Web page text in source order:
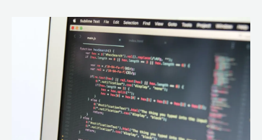
revolucionando
desenvolvimento